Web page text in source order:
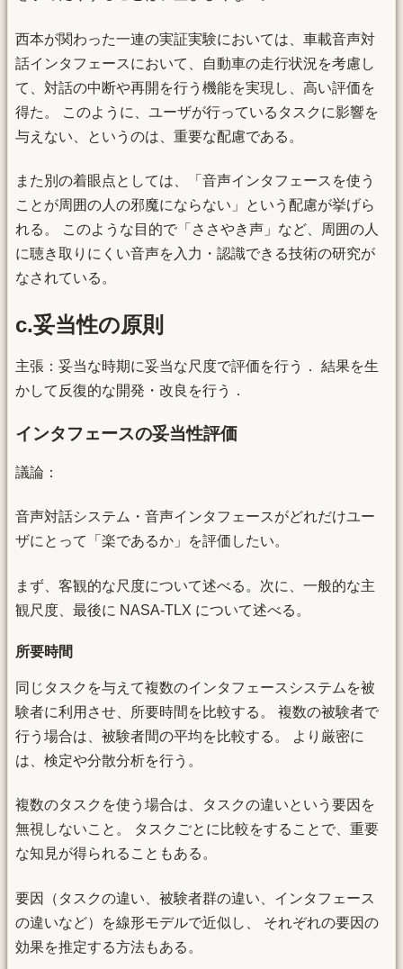
西本が関わった一連の実証実験においては、車載音声対
話インタフェースにおいて、自動車の走行状況を考慮し
て、対話の中断や再開を行う機能を実現し、高い評価を
得た。 このように、ユーザが行っているタスクに影響を
与えない、というのは、重要な配慮である。
また別の着眼点としては、「音声インタフェースを使う
ことが周囲の人の邪魔にならない」という配慮が挙げら
れる。 このような目的で「ささやき声」など、周囲の人
に聴き取りにくい音声を入力・認識できる技術の研究が
なされている。
c.妥当性の原則
主張：妥当な時期に妥当な尺度で評価を行う． 結果を生
かして反復的な開発・改良を行う．
インタフェースの妥当性評価
議論：
音声対話システム・音声インタフェースがどれだけユー
ザにとって「楽であるか」を評価したい。
まず、客観的な尺度について述べる。次に、一般的な主
観尺度、最後に NASA-TLX について述べる。
所要時間
同じタスクを与えて複数のインタフェースシステムを被
験者に利用させ、所要時間を比較する。 複数の被験者で
行う場合は、被験者間の平均を比較する。 より厳密に
は、検定や分散分析を行う。
複数のタスクを使う場合は、タスクの違いという要因を
無視しないこと。 タスクごとに比較をすることで、重要
な知見が得られることもある。
要因（タスクの違い、被験者群の違い、インタフェース
の違いなど）を線形モデルで近似し、 それぞれの要因の
効果を推定する方法もある。